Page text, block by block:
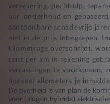
verzekering, pechhulp,
uur, onderhoud en
aantoonbare schadevrije
niet in de prijs inbegrepen.
kilometrage overschrijdt,
cent per km in rekening
verrassingen te voorkomen,
hoeveel kilometers je
De overheid is van plan de
voor (plug-in hybride)